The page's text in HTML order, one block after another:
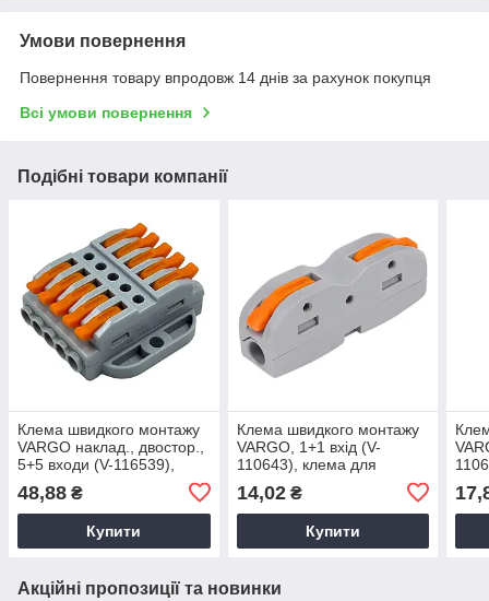
Умови повернення
Повернення товару впродовж 14 днів за рахунок покупця
Всі умови повернення
Подібні товари компанії
Клемa швидкого монтажу
VARGO наклад., двостор.,
5+5 входи (V-116539),
48,88 ₴
Купити
Клема швидкого монтажу
VARGO, 1+1 вхід (V-
110643), клема для
14,02₴
Купити
Акційні пропозиції та новинки